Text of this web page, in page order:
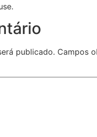
publicado. Campos